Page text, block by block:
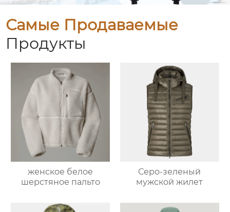
Самые Продаваемые
Продукты
женское белое
шерстяное пальто
Серо-зеленый
мужской жилет